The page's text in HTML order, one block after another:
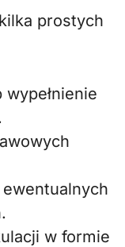
prostych
w formie